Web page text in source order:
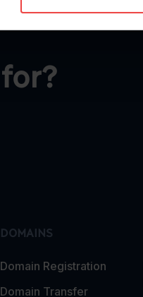
DOMAINS
Domain Registration
Domain Transfer